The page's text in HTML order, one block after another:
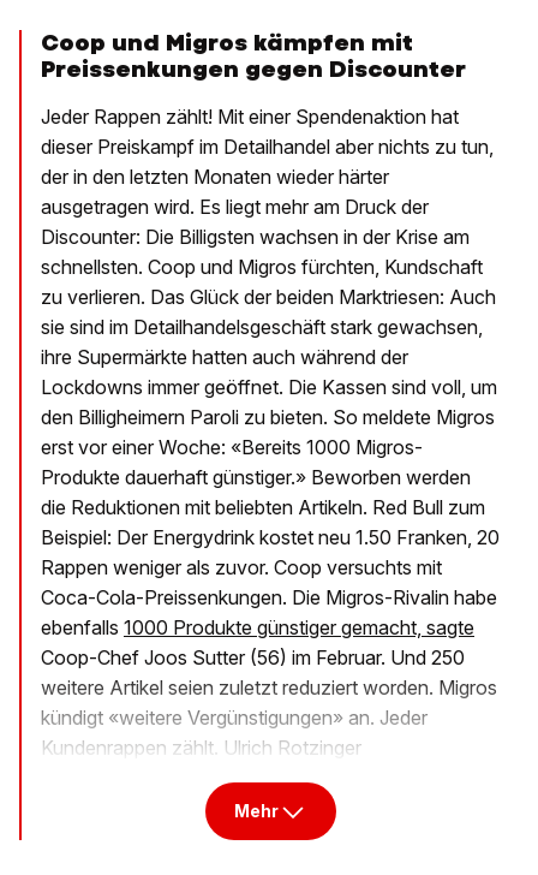
Coop und Migros kämpfen mit
Preissenkungen gegen Discounter
Jeder Rappen zählt! Mit einer Spendenaktion hat
dieser Preiskampf im Detailhandel aber nichts zu tun,
der in den letzten Monaten wieder härter
ausgetragen wird. Es liegt mehr am Druck der
Discounter: Die Billigsten wachsen in der Krise am
schnellsten. Coop und Migros fürchten, Kundschaft
zu verlieren. Das Glück der beiden Marktriesen: Auch
sie sind im Detailhandelsgeschäft stark gewachsen,
ihre Supermärkte hatten auch während der
Lockdowns immer geöffnet. Die Kassen sind voll, um
den Billigheimern Paroli zu bieten. So meldete Migros
erst vor einer Woche: «Bereits 1000 Migros-
Produkte dauerhaft günstiger.» Beworben werden
die Reduktionen mit beliebten Artikeln. Red Bull zum
Beispiel: Der Energydrink kostet neu 1.50 Franken, 20
Rappen weniger als zuvor. Coop versuchts mit
Coca-Cola-Preissenkungen. Die Migros-Rivalin habe
ebenfalls 1000 Produkte günstiger gemacht, sagte
Coop-Chef Joos Sutter (56) im Februar. Und 250
weitere Artikel seien zuletzt reduziert worden. Migros
kündigt «weitere Vergünstigungen» an. Jeder
Kundenrappen zählt. Ulrich Rotzinger
Mehr